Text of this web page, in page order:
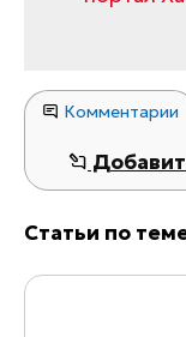
Комментарии
Статьи по